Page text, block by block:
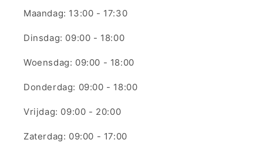
Maandag: 13:00 - 17:30
Dinsdag: 09:00 - 18:00
Woensdag: 09:00 - 18:00
Donderdag: 09:00 - 18:00
Vrijdag: 09:00 - 20:00
Zaterdag: 09:00 - 17:00